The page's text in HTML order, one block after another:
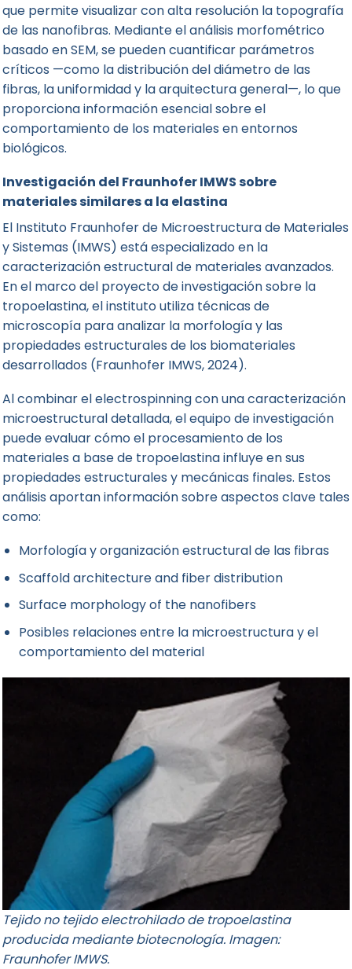
que permite visualizar con alta resolución la topografía
de las nanofibras. Mediante el análisis morfométrico
basado en SEM, se pueden cuantificar parámetros
críticos —como la distribución del diámetro de las
fibras, la uniformidad y la arquitectura general—, lo que
proporciona información esencial sobre el
comportamiento de los materiales en entornos
biológicos.
Investigación del Fraunhofer IMWS sobre
materiales similares a la elastina
El Instituto Fraunhofer de Microestructura de Materiales
y Sistemas (IMWS) está especializado en la
caracterización estructural de materiales avanzados.
En el marco del proyecto de investigación sobre la
tropoelastina, el instituto utiliza técnicas de
microscopía para analizar la morfología y las
propiedades estructurales de los biomateriales
desarrollados (Fraunhofer IMWS, 2024).
Al combinar el electrospinning con una caracterización
microestructural detallada, el equipo de investigación
puede evaluar cómo el procesamiento de los
materiales a base de tropoelastina influye en sus
propiedades estructurales y mecánicas finales. Estos
análisis aportan información sobre aspectos clave tales
como:
Morfología y organización estructural de las fibras
Scaffold architecture and fiber distribution
Surface morphology of the nanofibers
Posibles relaciones entre la microestructura y el
comportamiento del material
Tejido no tejido electrohilado de tropoelastina
producida mediante biotecnología. Imagen:
Fraunhofer IMWS.